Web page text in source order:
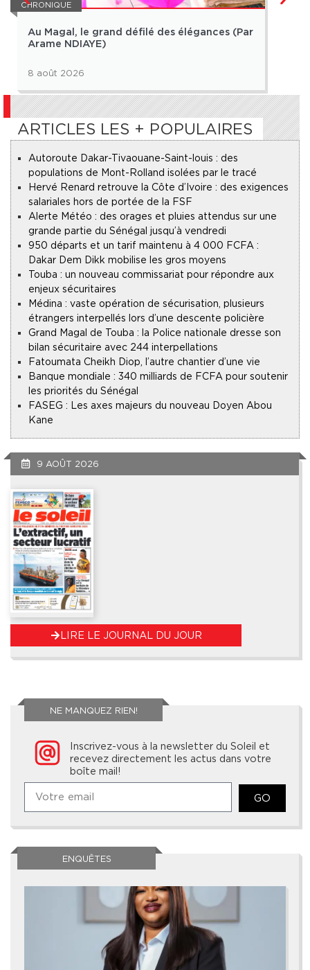
CHRONIQUE
Au Magal, le grand défilé des élégances (Par
Arame NDIAYE)
8 août 2026
ARTICLES LES + POPULAIRES
Autoroute Dakar-Tivaouane-Saint-louis : des
populations de Mont-Rolland isolées par le tracé
Hervé Renard retrouve la Côte d’Ivoire : des exigences
salariales hors de portée de la FSF
Alerte Météo : des orages et pluies attendus sur une
grande partie du Sénégal jusqu’à vendredi
950 départs et un tarif maintenu à 4 000 FCFA :
Dakar Dem Dikk mobilise les gros moyens
Touba : un nouveau commissariat pour répondre aux
enjeux sécuritaires
Médina : vaste opération de sécurisation, plusieurs
étrangers interpellés lors d’une descente policière
Grand Magal de Touba : la Police nationale dresse son
bilan sécuritaire avec 244 interpellations
Fatoumata Cheikh Diop, l’autre chantier d’une vie
Banque mondiale : 340 milliards de FCFA pour soutenir
les priorités du Sénégal
FASEG : Les axes majeurs du nouveau Doyen Abou
Kane
9 AOÛT 2026
LIRE LE JOURNAL DU JOUR
NE MANQUEZ RIEN!
Inscrivez-vous à la newsletter du Soleil et
recevez directement les actus dans votre
boîte mail!
GO
ENQUÊTES